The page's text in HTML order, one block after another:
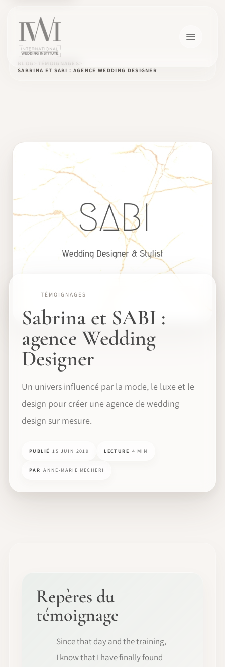
BLOG
TÉMOIGNAGES
SABRINA ET SABI : AGENCE WEDDING DESIGNER
TÉMOIGNAGES
Sabrina et SABI :
agence Wedding
Designer
Un univers influencé par la mode, le luxe et le
design pour créer une agence de wedding
design sur mesure.
PUBLIÉ 15 JUIN 2019 LECTURE 4 MIN
PAR ANNE-MARIE MECHERI
Repères du
témoignage
Since that day and the training,
I know that I have finally found